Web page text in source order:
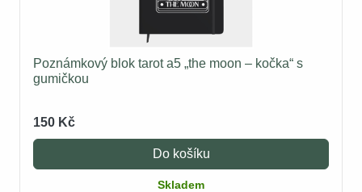
Poznámkový blok tarot a5 „the moon – kočka“ s
gumičkou
150 Kč
Do košíku
Skladem